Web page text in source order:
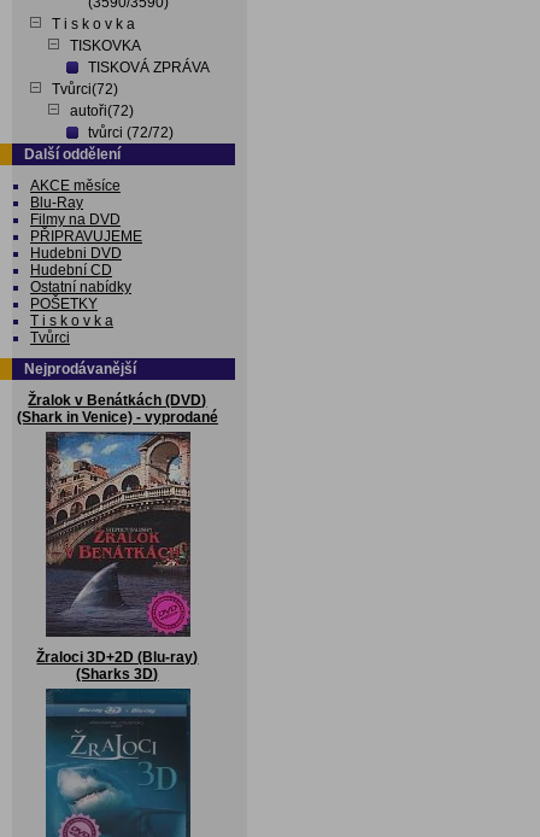
T i s k o v k a
TISKOVKA
TISKOVÁ ZPRÁVA
Tvůrci(72)
autoři(72)
tvůrci (72/72)
Další oddělení
AKCE měsíce
Blu-Ray
Filmy na DVD
PŘIPRAVUJEME
Hudebni DVD
Hudební CD
Ostatní nabídky
POŠETKY
T i s k o v k a
Tvůrci
Nejprodávanější
Žralok v Benátkách (DVD)
(Shark in Venice) - vyprodané
Žraloci 3D+2D (Blu-ray)
(Sharks 3D)